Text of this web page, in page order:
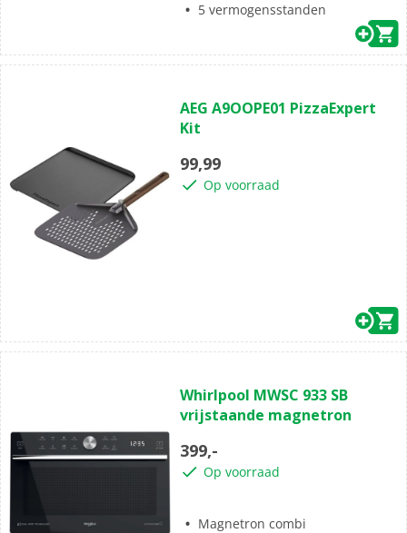
5 vermogensstanden
van
de
sterren.
AEG A9OOPE01 PizzaExpert
Kit
99,99
Op voorraad
van
de
sterren.
Whirlpool MWSC 933 SB
vrijstaande magnetron
399,-
Op voorraad
Magnetron combi